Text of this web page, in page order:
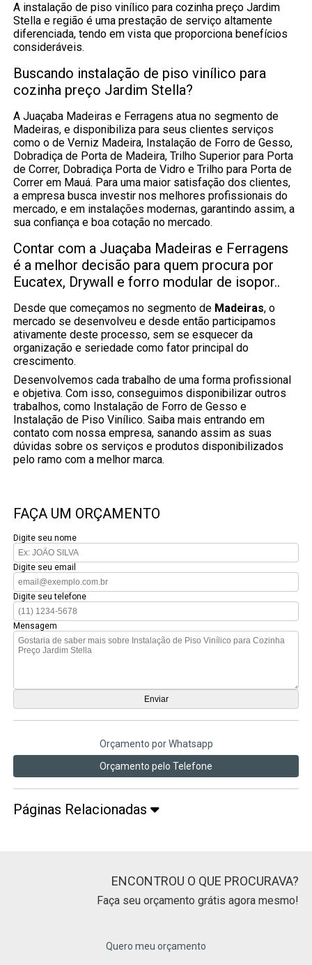
A instalação de piso vinílico para cozinha preço Jardim
Stella e região é uma prestação de serviço altamente
diferenciada, tendo em vista que proporciona benefícios
consideráveis.
Buscando instalação de piso vinílico para
cozinha preço Jardim Stella?
A Juaçaba Madeiras e Ferragens atua no segmento de
Madeiras, e disponibiliza para seus clientes serviços
como o de Verniz Madeira, Instalação de Forro de Gesso,
Dobradiça de Porta de Madeira, Trilho Superior para Porta
de Correr, Dobradiça Porta de Vidro e Trilho para Porta de
Correr em Mauá. Para uma maior satisfação dos clientes,
a empresa busca investir nos melhores profissionais do
mercado, e em instalações modernas, garantindo assim, a
sua confiança e boa cotação no mercado.
Contar com a Juaçaba Madeiras e Ferragens
é a melhor decisão para quem procura por
Eucatex, Drywall e forro modular de isopor..
Desde que começamos no segmento de Madeiras, o
mercado se desenvolveu e desde então participamos
ativamente deste processo, sem se esquecer da
organização e seriedade como fator principal do
crescimento.
Desenvolvemos cada trabalho de uma forma profissional
e objetiva. Com isso, conseguimos disponibilizar outros
trabalhos, como Instalação de Forro de Gesso e
Instalação de Piso Vinílico. Saiba mais entrando em
contato com nossa empresa, sanando assim as suas
dúvidas sobre os serviços e produtos disponibilizados
pelo ramo com a melhor marca.
FAÇA UM ORÇAMENTO
Digite seu nome
Digite seu email
Digite seu telefone
Mensagem
Orçamento por Whatsapp
Orçamento pelo Telefone
Páginas Relacionadas
ENCONTROU O QUE PROCURAVA?
Faça seu orçamento grátis agora mesmo!
Quero meu orçamento